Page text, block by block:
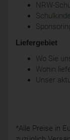
NRW-
Liefergebiet
Wo Sie
Wohin
Unser
*Alle Preise in